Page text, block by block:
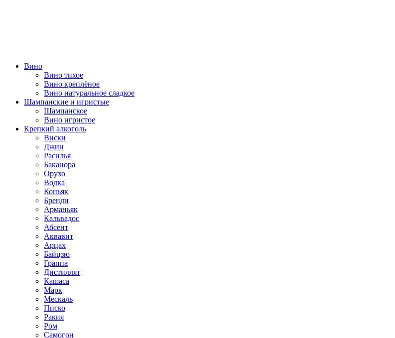
Вино
Вино тихое
Вино креплёное
Вино натуральное сладкое
Шампанские и игристые
Шампанское
Вино игристое
Крепкий алкоголь
Виски
Джин
Расилья
Баканора
Орухо
Водка
Коньяк
Бренди
Арманьяк
Кальвадос
Абсент
Аквавит
Арцах
Байцзю
Граппа
Дистиллят
Кашаса
Марк
Мескаль
Писко
Ракия
Ром
Самогон